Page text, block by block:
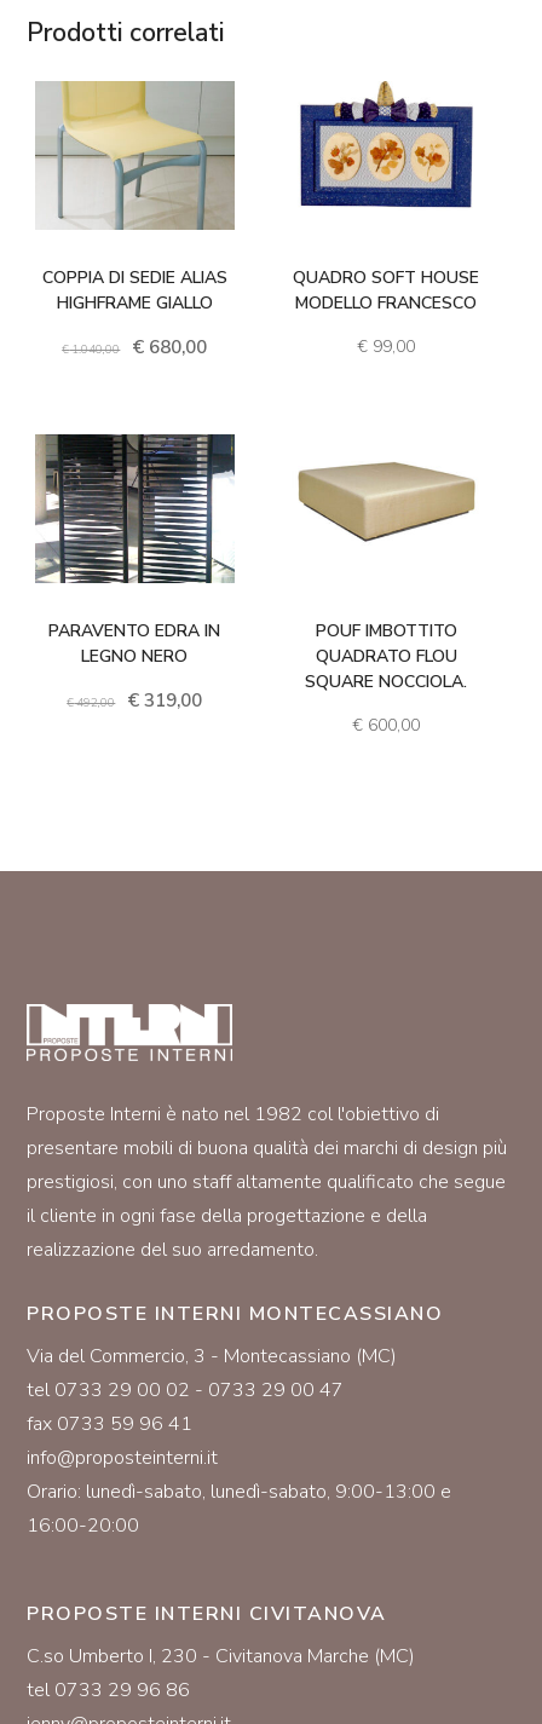
Prodotti correlati
COPPIA DI SEDIE ALIAS
HIGHFRAME GIALLO
€1.040,00 Il prezzo originale era: € 1.040,00.
€680,00
Il prezzo attuale è: € 680,00.
QUADRO SOFT HOUSE
MODELLO FRANCESCO
€ 99,00
PARAVENTO EDRA IN
LEGNO NERO
€492,00 Il prezzo originale era: € 492,00.
€319,00
Il prezzo attuale è: € 319,00.
POUF IMBOTTITO
QUADRATO FLOU
SQUARE NOCCIOLA.
€ 600,00
Proposte Interni è nato nel 1982 col l'obiettivo di
presentare mobili di buona qualità dei marchi di design più
prestigiosi, con uno staff altamente qualificato che segue
il cliente in ogni fase della progettazione e della
realizzazione del suo arredamento.
PROPOSTE INTERNI MONTECASSIANO
Via del Commercio, 3 - Montecassiano (MC)
tel 0733 29 00 02 - 0733 29 00 47
fax 0733 59 96 41
info@proposteinterni.it
Orario: lunedì-sabato, lunedì-sabato, 9:00-13:00 e
16:00-20:00
PROPOSTE INTERNI CIVITANOVA
C.so Umberto I, 230 - Civitanova Marche (MC)
tel 0733 29 96 86